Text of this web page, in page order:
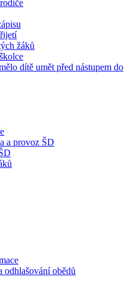
žáků
dítě umět před nástupem do
a provoz ŠD
odhlašování obědů